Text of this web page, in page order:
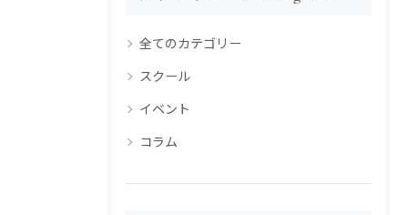
全てのカテゴリー
スクール
イベント
コラム